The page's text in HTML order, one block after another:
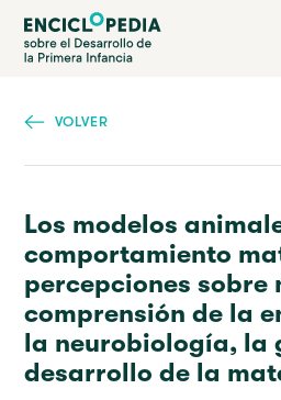
Pasar
contenido
Enciclopedia sobre el Desarrollo
VOLVER
Los modelos
comportamiento
percepciones sobre
comprensión de la
la neurobiología, la
desarrollo de la